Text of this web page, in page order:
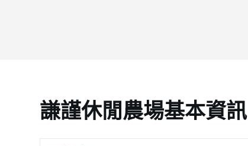
謙謹休閒農場基本資訊